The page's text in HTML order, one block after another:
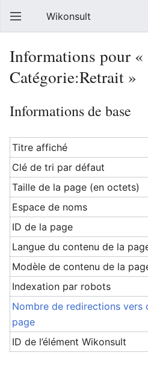
Ouvrir le menu principal
Wikonsult
Informations pour «
Catégorie:Retrait »
Informations de base
Titre affiché
Clé de tri par défaut
Taille de la page (en octets)
Espace de noms
ID de la page
Langue du contenu de la
Modèle de contenu de la
Indexation par robots
Nombre de redirections vers
page
ID de l’élément Wikonsult